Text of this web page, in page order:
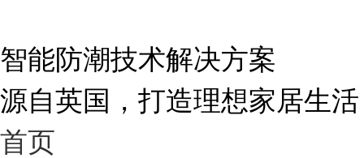
智能防潮技术解决方案
源自英国，打造理想家居生活
首页